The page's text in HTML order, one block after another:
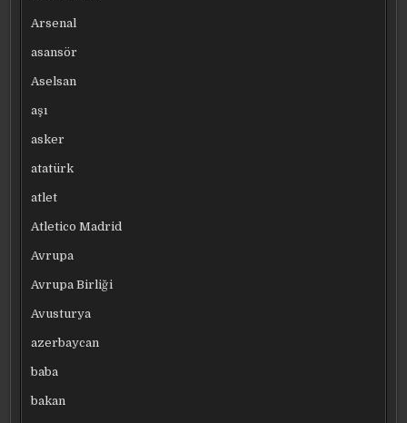
Arsenal
asansör
Aselsan
aşı
asker
atatürk
atlet
Atletico Madrid
Avrupa
Avrupa Birliği
Avusturya
azerbaycan
baba
bakan